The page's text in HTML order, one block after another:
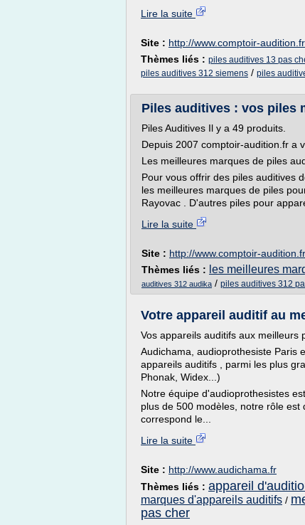
Lire la suite
Site : http://www.comptoir-audition.fr
Thèmes liés : piles auditives 13 pas
piles auditives 312 siemens / piles
Piles auditives : vos piles
Piles Auditives Il y a 49 produits.
Depuis 2007 comptoir-audition.fr a
Les meilleures marques de piles
Pour vous offrir des piles auditives
les meilleures marques de piles
Rayovac . D'autres piles pour
Lire la suite
Site : http://www.comptoir-audition.fr
Thèmes liés : les meilleures
auditives 312 audika / piles auditives 312
Votre appareil auditif au
Vos appareils auditifs aux meilleurs
Audichama, audioprothesiste Paris
appareils auditifs , parmi les plus
Phonak, Widex...)
Notre équipe d'audioprothesistes
plus de 500 modèles, notre rôle
correspond le...
Lire la suite
Site : http://www.audichama.fr
Thèmes liés : appareil
marques d'appareils auditifs /
pas cher